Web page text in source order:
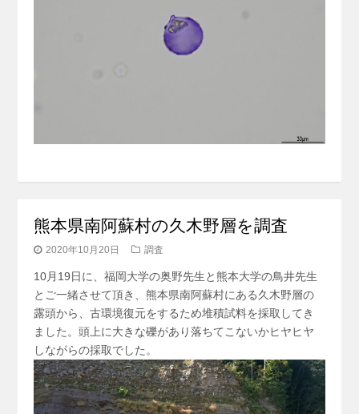
熊本県南阿蘇村の久木野層を調査
2020年10月20日 調査
10月19日に、福岡大学の奥野先生と熊本大学の鳥井先生
とご一緒させて頂き、熊本県南阿蘇村にある久木野層の
露頭から、古環境復元をするため堆積試料を採取してき
ました。頭上に大きな礫があり落ちてこないかヒヤヒヤ
しながらの採取でした。